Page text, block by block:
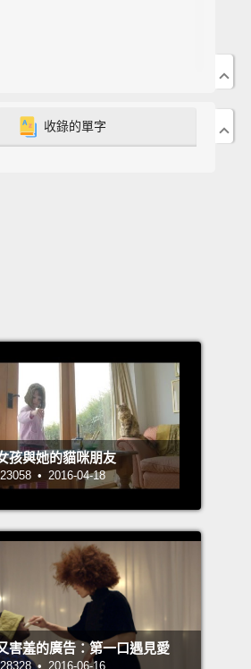
照顧我。
take care of you and
，而且她們也為你們做很多
收錄的單字
孩與她的貓咪朋友
• 2016-04-18
害羞的廣告：第一口遇見愛
• 2016-06-16